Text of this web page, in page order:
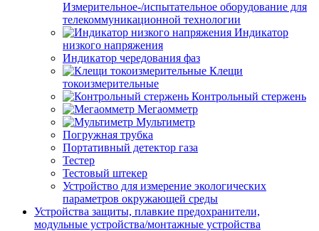
Измерительное-/испытательное оборудование для
телекоммуникационной технологии
Индикатор
низкого напряжения
Индикатор чередования фаз
Клещи
токоизмерительные
Контрольный стержень
Мегаомметр
Мультиметр
Погружная трубка
Портативный детектор газа
Тестер
Тестовый штекер
Устройство для измерение экологических
параметров окружающей среды
Устройства защиты, плавкие предохранители,
модульные устройства/монтажные устройства